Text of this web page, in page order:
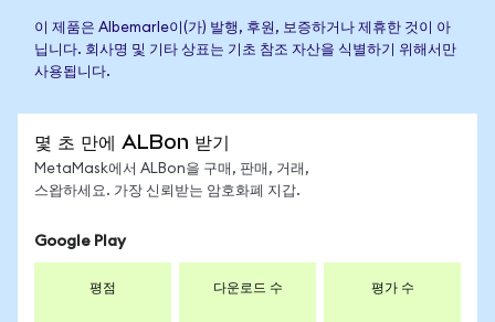
이 제품은 Albemarle이(가) 발행, 후원, 보증하거나 제휴한 것이 아
닙니다. 회사명 및 기타 상표는 기초 참조 자산을 식별하기 위해서만
사용됩니다.
몇 초 만에 ALBon 받기
MetaMask에서 ALBon을 구매, 판매, 거래,
스왑하세요. 가장 신뢰받는 암호화폐 지갑.
Google Play
평점 다운로드 수 평가 수